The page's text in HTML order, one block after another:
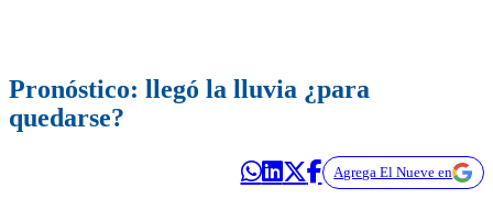
Pronóstico: llegó la lluvia ¿para
quedarse?
Agrega El Nueve en